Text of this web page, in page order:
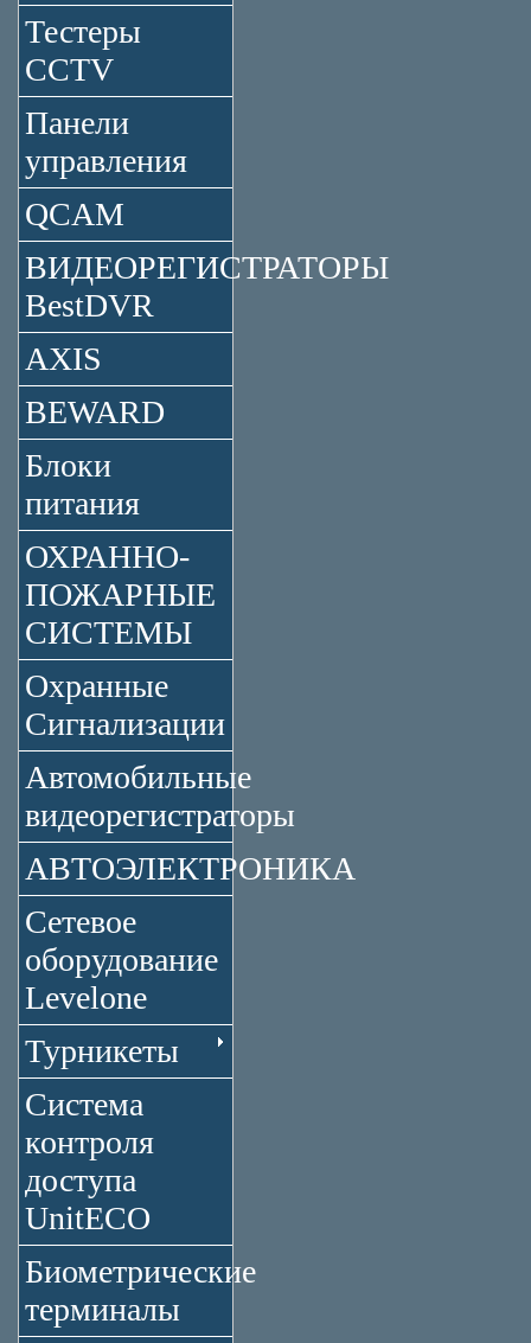
Тестеры
CCTV
Панели
управления
QCAM
ВИДЕОРЕГИСТРАТОРЫ
BestDVR
AXIS
BEWARD
Блоки
питания
ОХРАННО-
ПОЖАРНЫЕ
СИСТЕМЫ
Охранные
Сигнализации
Автомобильные
видеорегистраторы
АВТОЭЛЕКТРОНИКА
Сетевое
оборудование
Levelone
Турникеты
Система
контроля
доступа
UnitECO
Биометрические
терминалы